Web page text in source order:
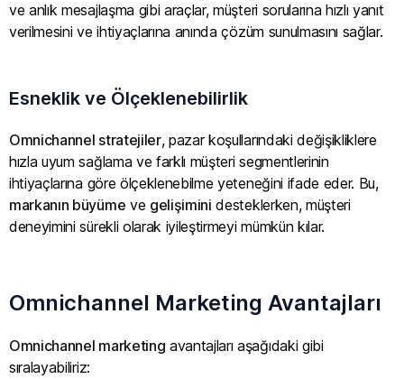
ve anlık mesajlaşma gibi araçlar, müşteri sorularına hızlı yanıt
verilmesini ve ihtiyaçlarına anında çözüm sunulmasını sağlar.
Esneklik ve Ölçeklenebilirlik
Omnichannel stratejiler, pazar koşullarındaki değişikliklere
hızla uyum sağlama ve farklı müşteri segmentlerinin
ihtiyaçlarına göre ölçeklenebilme yeteneğini ifade eder. Bu,
markanın büyüme ve gelişimini desteklerken, müşteri
deneyimini sürekli olarak iyileştirmeyi mümkün kılar.
Omnichannel Marketing Avantajları
Omnichannel marketing avantajları aşağıdaki gibi
sıralayabiliriz: